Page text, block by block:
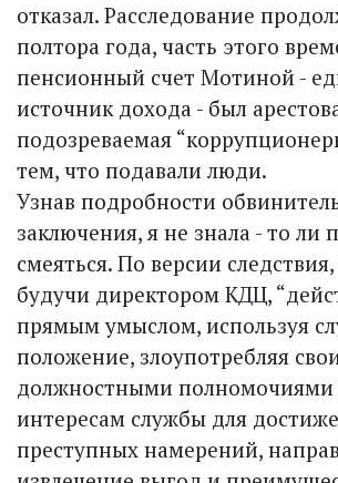
отказал. Расследование
полтора года, часть этого
пенсионный счет Мотиной -
источник дохода - был
подозреваемая
тем, что подавали люди.
Узнав подробности
заключения, я не знала - то ли
смеяться. По версии
будучи директором КДЦ,
прямым умыслом, используя
положение, злоупотребляя
должностными полномочиями
интересам службы для
преступных намерений,